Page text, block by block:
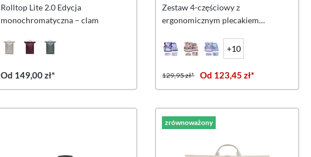
Rolltop Lite 2.0 Edycja
monochromatyczna – clam
Od 149,00 zł*
Zestaw 4-częściowy z
ergonomicznym plecakiem
Dream”
+10
129,95 zł* Od 123,45 zł*
zrównoważony